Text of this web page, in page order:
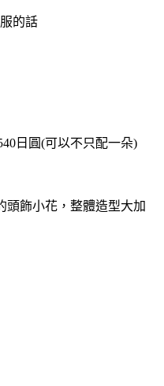
的話
日圓(可以不只配一朵)
頭飾小花，整體造型大加